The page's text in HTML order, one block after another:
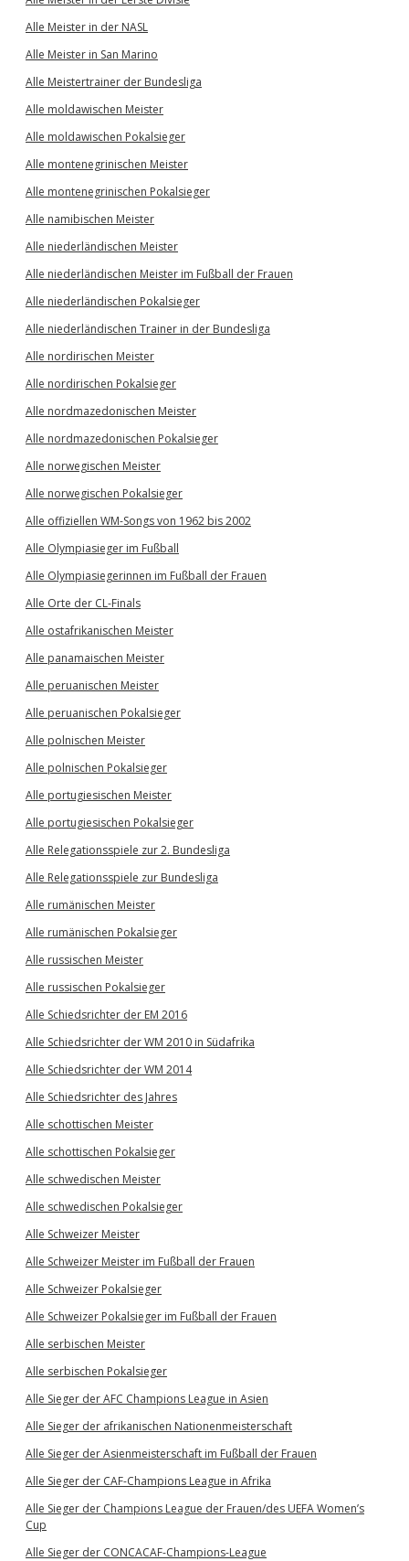
Alle Meister in der NASL
Alle Meister in San Marino
Alle Meistertrainer der Bundesliga
Alle moldawischen Meister
Alle moldawischen Pokalsieger
Alle montenegrinischen Meister
Alle montenegrinischen Pokalsieger
Alle namibischen Meister
Alle niederländischen Meister
Alle niederländischen Meister im Fußball der Frauen
Alle niederländischen Pokalsieger
Alle niederländischen Trainer in der Bundesliga
Alle nordirischen Meister
Alle nordirischen Pokalsieger
Alle nordmazedonischen Meister
Alle nordmazedonischen Pokalsieger
Alle norwegischen Meister
Alle norwegischen Pokalsieger
Alle offiziellen WM-Songs von 1962 bis 2002
Alle Olympiasieger im Fußball
Alle Olympiasiegerinnen im Fußball der Frauen
Alle Orte der CL-Finals
Alle ostafrikanischen Meister
Alle panamaischen Meister
Alle peruanischen Meister
Alle peruanischen Pokalsieger
Alle polnischen Meister
Alle polnischen Pokalsieger
Alle portugiesischen Meister
Alle portugiesischen Pokalsieger
Alle Relegationsspiele zur 2. Bundesliga
Alle Relegationsspiele zur Bundesliga
Alle rumänischen Meister
Alle rumänischen Pokalsieger
Alle russischen Meister
Alle russischen Pokalsieger
Alle Schiedsrichter der EM 2016
Alle Schiedsrichter der WM 2010 in Südafrika
Alle Schiedsrichter der WM 2014
Alle Schiedsrichter des Jahres
Alle schottischen Meister
Alle schottischen Pokalsieger
Alle schwedischen Meister
Alle schwedischen Pokalsieger
Alle Schweizer Meister
Alle Schweizer Meister im Fußball der Frauen
Alle Schweizer Pokalsieger
Alle Schweizer Pokalsieger im Fußball der Frauen
Alle serbischen Meister
Alle serbischen Pokalsieger
Alle Sieger der AFC Champions League in Asien
Alle Sieger der afrikanischen Nationenmeisterschaft
Alle Sieger der Asienmeisterschaft im Fußball der Frauen
Alle Sieger der CAF-Champions League in Afrika
Alle Sieger der Champions League der Frauen/des UEFA Women’s
Cup
Alle Sieger der CONCACAF-Champions-League